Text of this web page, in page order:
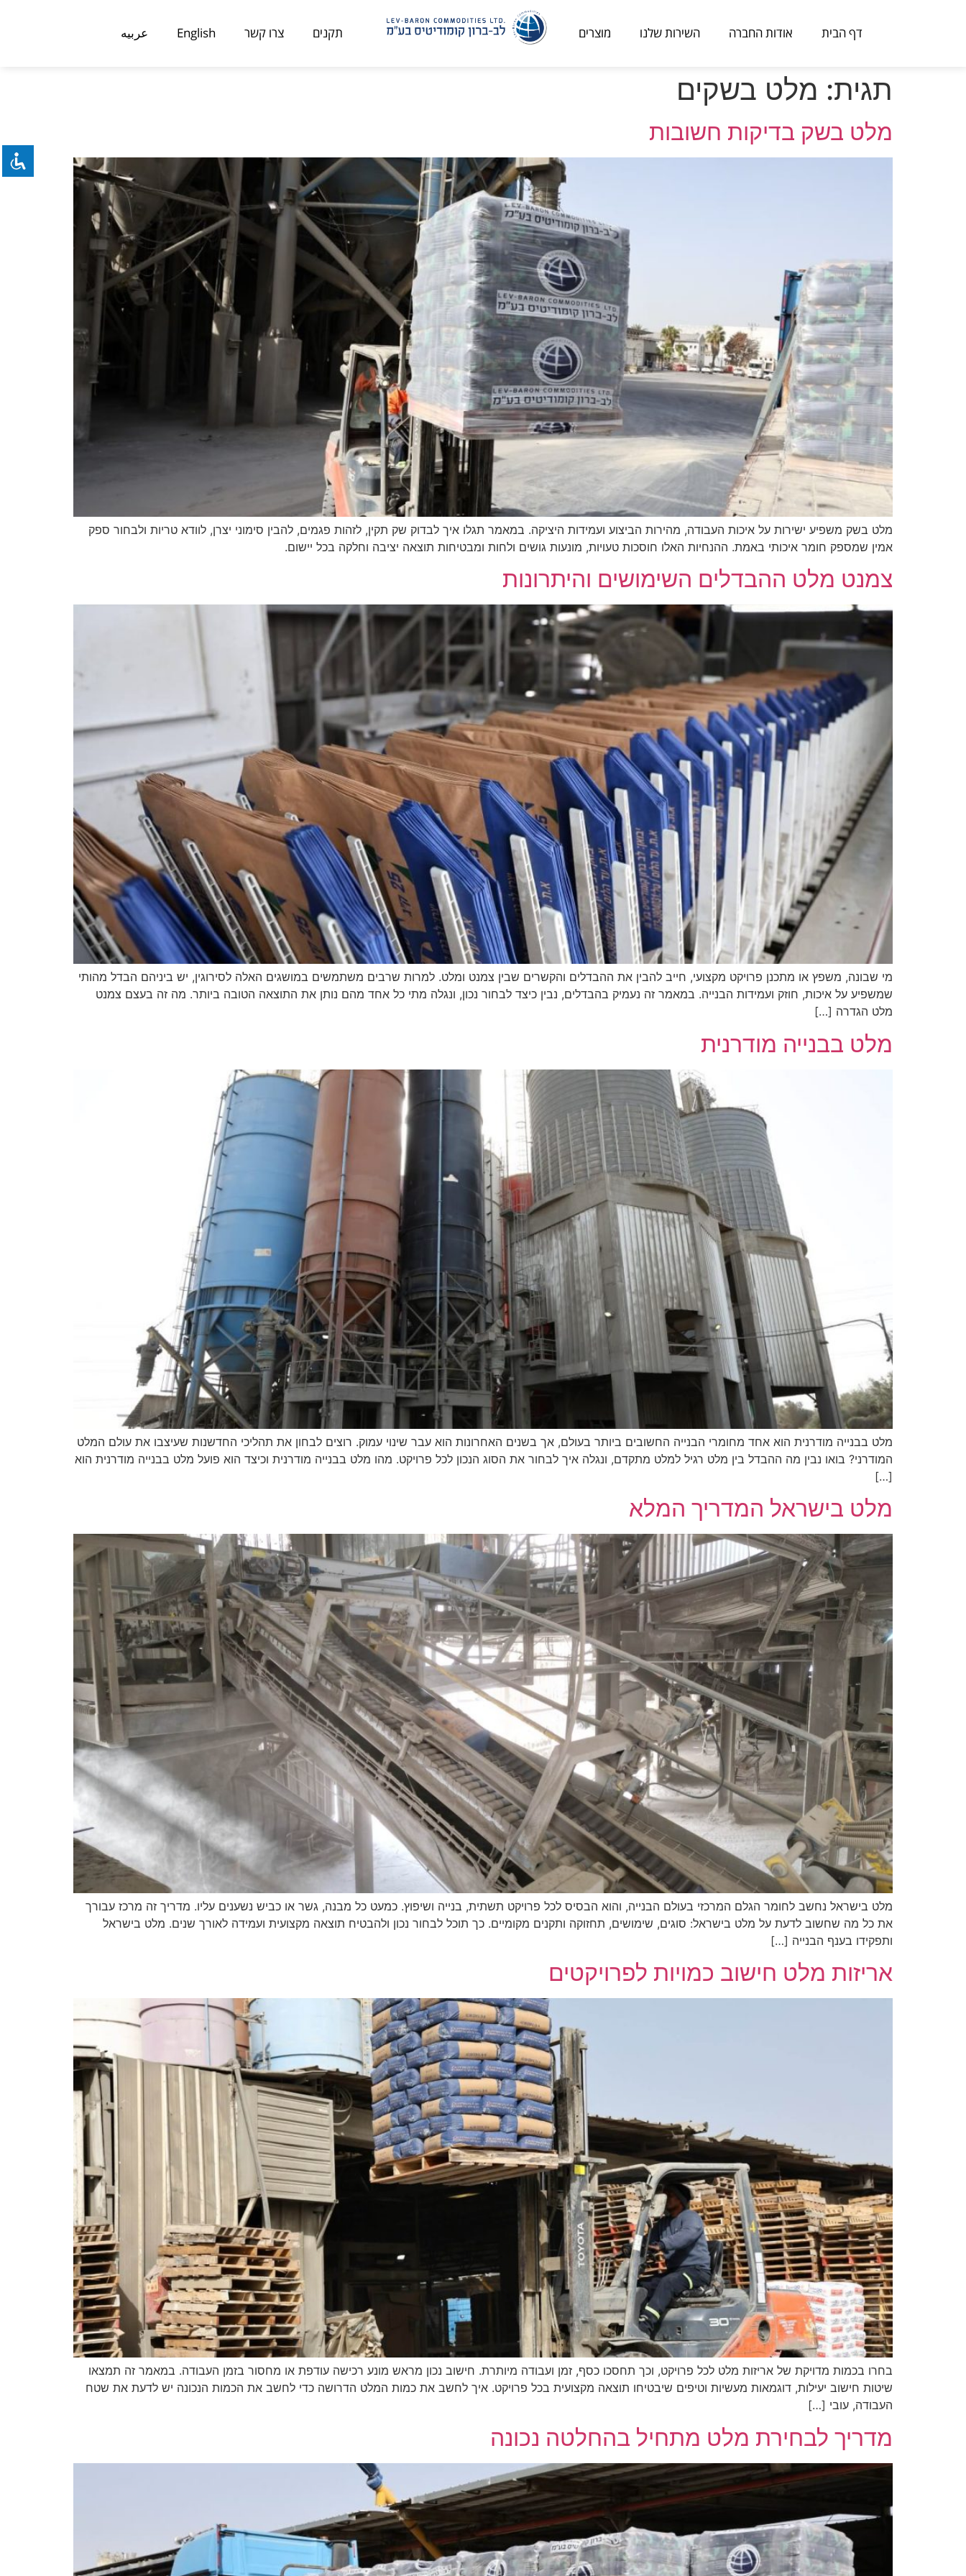
דף הבית אודות החברה השירות שלנו מוצרים תקנים צרו קשר English عربيه
תגית: מלט בשקים
מלט בשק בדיקות חשובות
מלט בשק משפיע ישירות על איכות העבודה, מהירות הביצוע ועמידות היציקה. במאמר תגלו איך לבדוק שק תקין, לזהות פגמים, להבין סימוני יצרן, לוודא טריות ולבחור ספק
אמין שמספק חומר איכותי באמת. ההנחיות האלו חוסכות טעויות, מונעות גושים ולחות ומבטיחות תוצאה יציבה וחלקה בכל יישום.
צמנט מלט ההבדלים השימושים והיתרונות
מי שבונה, משפץ או מתכנן פרויקט מקצועי, חייב להבין את ההבדלים והקשרים שבין צמנט ומלט. למרות שרבים משתמשים במושגים האלה לסירוגין, יש ביניהם הבדל מהותי
שמשפיע על איכות, חוזק ועמידות הבנייה. במאמר זה נעמיק בהבדלים, נבין כיצד לבחור נכון, ונגלה מתי כל אחד מהם נותן את התוצאה הטובה ביותר. מה זה בעצם צמנט
מלט הגדרה […]
מלט בבנייה מודרנית
מלט בבנייה מודרנית הוא אחד מחומרי הבנייה החשובים ביותר בעולם, אך בשנים האחרונות הוא עבר שינוי עמוק. רוצים לבחון את תהליכי החדשנות שעיצבו את עולם המלט
המודרני? בואו נבין מה ההבדל בין מלט רגיל למלט מתקדם, ונגלה איך לבחור את הסוג הנכון לכל פרויקט. מהו מלט בבנייה מודרנית וכיצד הוא פועל מלט בבנייה מודרנית הוא
[…]
מלט בישראל המדריך המלא
מלט בישראל נחשב לחומר הגלם המרכזי בעולם הבנייה, והוא הבסיס לכל פרויקט תשתית, בנייה ושיפוץ. כמעט כל מבנה, גשר או כביש נשענים עליו. מדריך זה מרכז עבורך
את כל מה שחשוב לדעת על מלט בישראל: סוגים, שימושים, תחזוקה ותקנים מקומיים. כך תוכל לבחור נכון ולהבטיח תוצאה מקצועית ועמידה לאורך שנים. מלט בישראל
ותפקידו בענף הבנייה […]
אריזות מלט חישוב כמויות לפרויקטים
בחרו בכמות מדויקת של אריזות מלט לכל פרויקט, וכך תחסכו כסף, זמן ועבודה מיותרת. חישוב נכון מראש מונע רכישה עודפת או מחסור בזמן העבודה. במאמר זה תמצאו
שיטות חישוב יעילות, דוגמאות מעשיות וטיפים שיבטיחו תוצאה מקצועית בכל פרויקט. איך לחשב את כמות המלט הדרושה כדי לחשב את הכמות הנכונה יש לדעת את שטח
העבודה, עובי […]
מדריך לבחירת מלט מתחיל בהחלטה נכונה